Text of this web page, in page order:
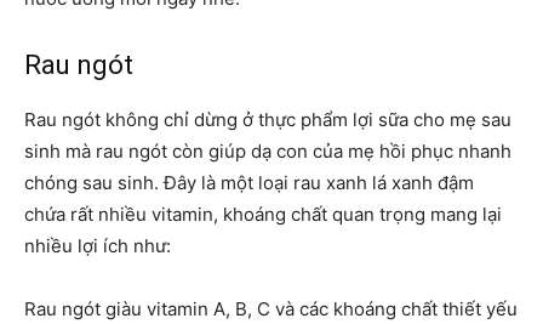
Rau ngót
Rau ngót không chỉ dừng ở thực phẩm lợi sữa cho mẹ sau
sinh mà rau ngót còn giúp dạ con của mẹ hồi phục nhanh
chóng sau sinh. Đây là một loại rau xanh lá xanh đậm
chứa rất nhiều vitamin, khoáng chất quan trọng mang lại
nhiều lợi ích như:
Rau ngót giàu vitamin A, B, C và các khoáng chất thiết yếu